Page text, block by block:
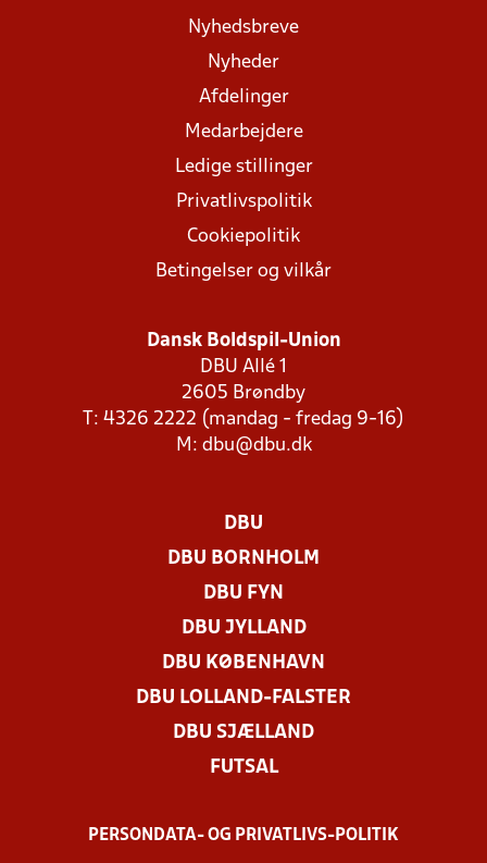
Nyhedsbreve
Nyheder
Afdelinger
Medarbejdere
Ledige stillinger
Privatlivspolitik
Cookiepolitik
Betingelser og vilkår
Dansk Boldspil-Union
DBU Allé 1
2605 Brøndby
T: 4326 2222 (mandag - fredag 9-16)
M: dbu@dbu.dk
DBU
DBU BORNHOLM
DBU FYN
DBU JYLLAND
DBU KØBENHAVN
DBU LOLLAND-FALSTER
DBU SJÆLLAND
FUTSAL
PERSONDATA- OG PRIVATLIVS-POLITIK